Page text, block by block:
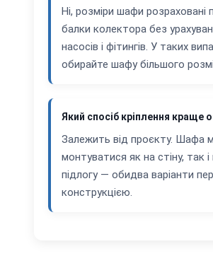
Ні, розміри шафи розраховані
балки колектора без
насосів і фітингів. У таких
обирайте шафу більшого
Який спосіб кріплення краще
Залежить від проєкту. Шафа
монтуватися як на стіну, так і
підлогу — обидва варіанти
конструкцією.